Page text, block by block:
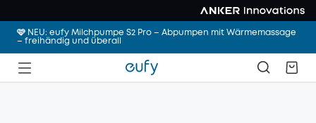
🩷 NEU: eufy Milchpumpe S2 Pro – Abpumpen mit Wärmemassage
– freihändig und überall